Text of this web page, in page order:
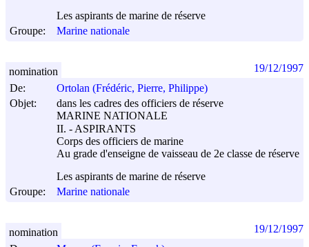
Les aspirants de marine de réserve
Groupe:
Marine nationale
De:
Ortolan (Frédéric, Pierre, Philippe)
Objet:
dans les cadres des officiers de réserve
MARINE NATIONALE
II. - ASPIRANTS
Corps des officiers de marine
Au grade d'enseigne de vaisseau de 2e classe de réserve
Les aspirants de marine de réserve
Groupe:
Marine nationale
nomination 19/12/1997
nomination 19/12/1997